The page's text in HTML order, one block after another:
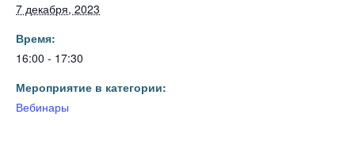
7 декабря, 2023
Время:
16:00 - 17:30
Мероприятие в категории:
Вебинары